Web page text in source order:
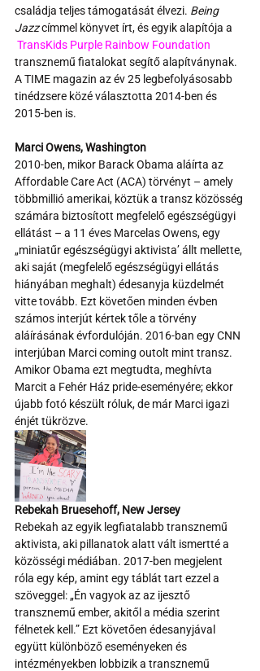
családja teljes támogatását élvezi. Being
Jazz címmel könyvet írt, és egyik alapítója a
TransKids Purple Rainbow Foundation
transznemű fiatalokat segítő alapítványnak.
A TIME magazin az év 25 legbefolyásosabb
tinédzsere közé választotta 2014-ben és
2015-ben is.
Marci Owens, Washington
2010-ben, mikor Barack Obama aláírta az
Affordable Care Act (ACA) törvényt – amely
többmillió amerikai, köztük a transz közösség
számára biztosított megfelelő egészségügyi
ellátást – a 11 éves Marcelas Owens, egy
„miniatűr egészségügyi aktivista’ állt mellette,
aki saját (megfelelő egészségügyi ellátás
hiányában meghalt) édesanyja küzdelmét
vitte tovább. Ezt követően minden évben
számos interjút kértek tőle a törvény
aláírásának évfordulóján. 2016-ban egy CNN
interjúban Marci coming outolt mint transz.
Amikor Obama ezt megtudta, meghívta
Marcit a Fehér Ház pride-eseményére; ekkor
újabb fotó készült róluk, de már Marci igazi
énjét tükrözve.
Rebekah Bruesehoff, New Jersey
Rebekah az egyik legfiatalabb transznemű
aktivista, aki pillanatok alatt vált ismertté a
közösségi médiában. 2017-ben megjelent
róla egy kép, amint egy táblát tart ezzel a
szöveggel: „Én vagyok az az ijesztő
transznemű ember, akitől a média szerint
félnetek kell.” Ezt követően édesanyjával
együtt különböző eseményeken és
intézményekben lobbizik a transznemű